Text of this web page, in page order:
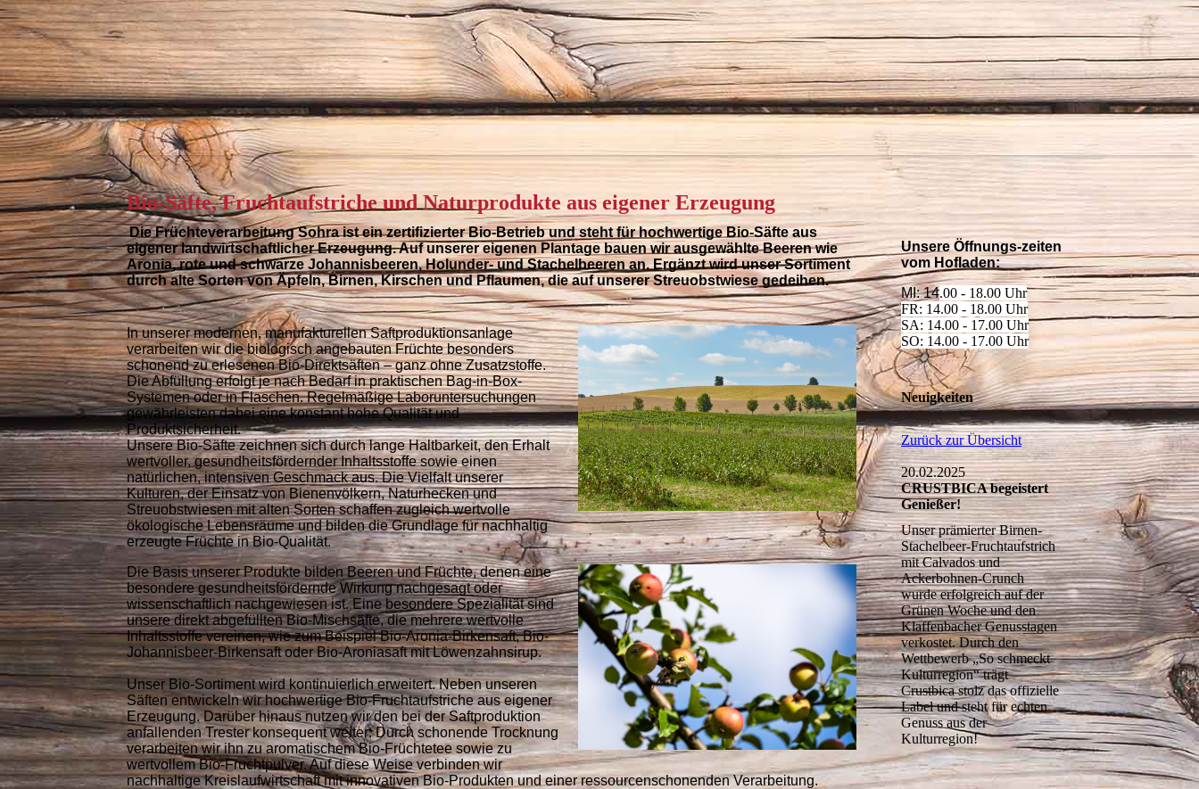
Bio-Säfte, Fruchtaufstriche und Naturprodukte aus eigener Erzeugung
DieFrüchteverarbeitung Sohraist ein zertifizierter Bio-Betrieb und steht für hochwertige Bio-Säfte aus
eigener landwirtschaftlicher Erzeugung. Auf unserer eigenen Plantage bauen wir ausgewählte Beeren wie
Aronia, rote und schwarze Johannisbeeren, Holunder- und Stachelbeeren an. Ergänzt wird unser Sortiment
durch alte Sorten von Äpfeln, Birnen, Kirschen und Pflaumen, die auf unserer Streuobstwiese gedeihen.
In unserer modernen, manufakturellen Saftproduktionsanlage
verarbeiten wir die biologisch angebauten Früchte besonders
schonend zu erlesenen Bio-Direktsäften – ganz ohne Zusatzstoffe.
Die Abfüllung erfolgt je nach Bedarf in praktischen Bag-in-Box-
Systemen oder in Flaschen. Regelmäßige Laboruntersuchungen
gewährleisten dabei eine konstant hohe Qualität und
Produktsicherheit.
Unsere Bio-Säfte zeichnen sich durch lange Haltbarkeit, den Erhalt
wertvoller, gesundheitsfördernder Inhaltsstoffe sowie einen
natürlichen, intensiven Geschmack aus. Die Vielfalt unserer
Kulturen, der Einsatz von Bienenvölkern, Naturhecken und
Streuobstwiesen mit alten Sorten schaffen zugleich wertvolle
ökologische Lebensräume und bilden die Grundlage für nachhaltig
erzeugte Früchte in Bio-Qualität.
Die Basis unserer Produkte bilden Beeren und Früchte, denen eine
besondere gesundheitsfördernde Wirkung nachgesagt oder
wissenschaftlich nachgewiesen ist. Eine besondere Spezialität sind
unsere direkt abgefüllten Bio-Mischsäfte, die mehrere wertvolle
Inhaltsstoffe vereinen, wie zum Beispiel Bio-Aronia-Birkensaft, Bio-
Johannisbeer-Birkensaft oder Bio-Aroniasaft mit Löwenzahnsirup.
Unser Bio-Sortiment wird kontinuierlich erweitert. Neben unseren
Säften entwickeln wir hochwertige Bio-Fruchtaufstriche aus eigener
Erzeugung. Darüber hinaus nutzen wir den bei der Saftproduktion
anfallenden Trester konsequent weiter: Durch schonende Trocknung
verarbeiten wir ihn zu aromatischem Bio-Früchtetee sowie zu
wertvollem Bio-Fruchtpulver. Auf diese Weise verbinden wir
nachhaltige Kreislaufwirtschaft mit innovativen Bio-Produkten und einer ressourcenschonenden Verarbeitung.
Unsere Öffnungs-zeiten
vom Hofladen:
MI: 14.00 - 18.00 Uhr
FR: 14.00 - 18.00 Uhr
SA: 14.00 - 17.00 Uhr
SO: 14.00 - 17.00 Uhr
Neuigkeiten
Zurück zur Übersicht
20.02.2025
CRUSTBICA begeistert
Genießer!
Unser prämierter Birnen-
Stachelbeer-Fruchtaufstrich
mit Calvados und
Ackerbohnen-Crunch
wurde erfolgreich auf der
Grünen Woche und den
Klaffenbacher Genusstagen
verkostet. Durch den
Wettbewerb „So schmeckt
Kulturregion“ trägt
Crustbica stolz das offizielle
Label und steht für echten
Genuss aus der
Kulturregion!